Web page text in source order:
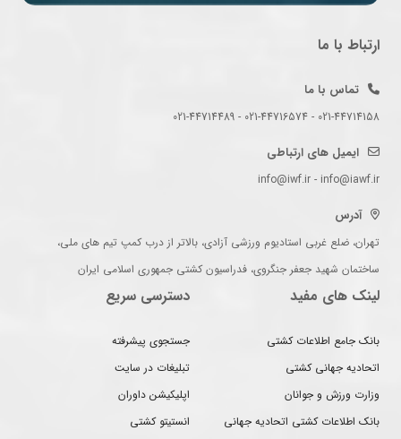
ارتباط با ما
تماس با ما
021-44714158 - 021-44716574 - 021-44714489
ایمیل های ارتباطی
info@iwf.ir - info@iawf.ir
آدرس
تهران، ضلع غربی استادیوم ورزشی آزادی، بالاتر از درب کمپ تیم های ملی،
ساختمان شهید جعفر جنگروی، فدراسیون کشتی جمهوری اسلامی ایران
لینک های مفید
بانک جامع اطلاعات کشتی
اتحادیه جهانی کشتی
وزارت ورزش و جوانان
بانک اطلاعات کشتی اتحادیه جهانی
دسترسی سریع
جستجوی پیشرفته
تبلیغات در سایت
اپلیکیشن داوران
انستیتو کشتی